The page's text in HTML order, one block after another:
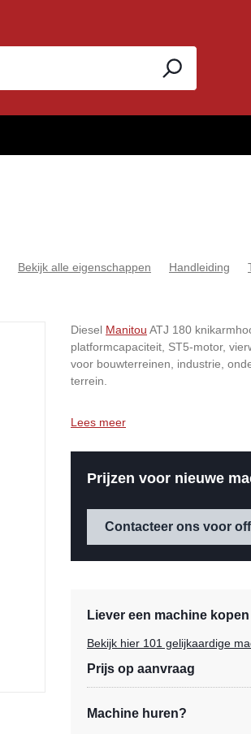
Bekijk alle eigenschappen Handleiding
Diesel Manitou ATJ 180
platformcapaciteit, ST5-motor,
voor bouwterreinen, industrie,
terrein.
Lees meer
Prijzen voor nieuwe
Contacteer ons voor
Liever een machine
Bekijk hier 101 gelijkaardige
Prijs op aanvraag
Machine huren?